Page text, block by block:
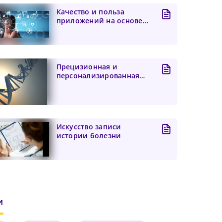
и
Качество и польза
приложений на основе
Прецизионная и
персонализированная
Искусство записи
истории болезни